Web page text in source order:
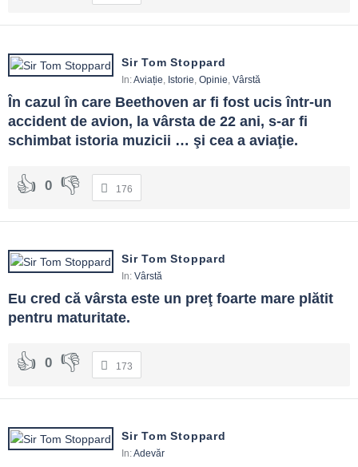
Sir Tom Stoppard
In:Aviație, Istorie, Opinie, Vârstă
În cazul în care Beethoven ar fi fost ucis într-un
accident de avion, la vârsta de 22 ani, s-ar fi
schimbat istoria muzicii … şi cea a aviaţie.
0 176
Sir Tom Stoppard
In: Vârstă
Eu cred că vârsta este un preţ foarte mare plătit
pentru maturitate.
0 173
Sir Tom Stoppard
In:Adevăr